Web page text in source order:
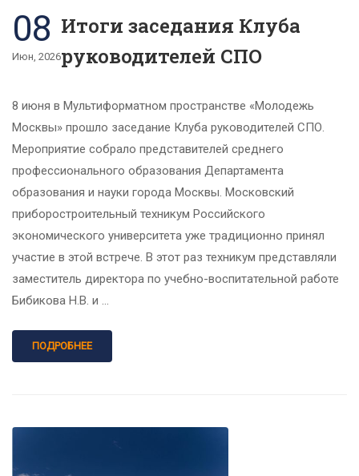
08
Июн, 2026
Итоги заседания Клуба
руководителей СПО
8 июня в Мультиформатном пространстве «Молодежь
Москвы» прошло заседание Клуба руководителей СПО.
Мероприятие собрало представителей среднего
профессионального образования Департамента
образования и науки города Москвы. Московский
приборостроительный техникум Российского
экономического университета уже традиционно принял
участие в этой встрече. В этот раз техникум представляли
заместитель директора по учебно-воспитательной работе
Бибикова Н.В. и …
ПОДРОБНЕЕ